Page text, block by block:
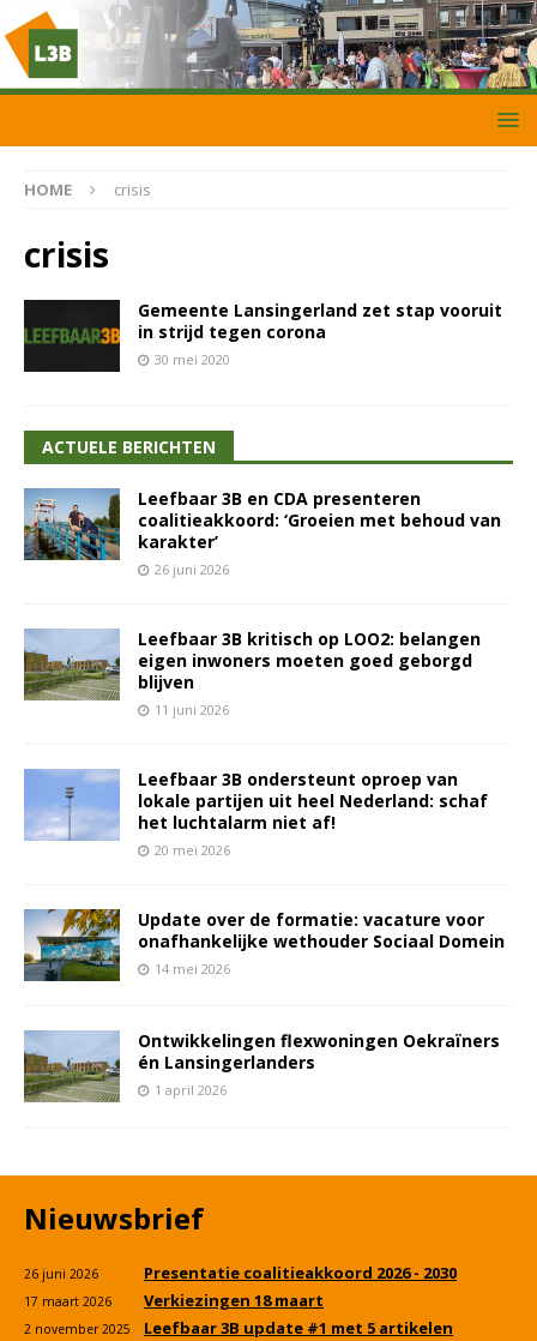
HOME crisis
crisis
Gemeente Lansingerland zet stap vooruit
in strijd tegen corona
30 mei 2020
ACTUELE BERICHTEN
Leefbaar 3B en CDA presenteren
coalitieakkoord: ‘Groeien met behoud van
karakter’
26 juni 2026
Leefbaar 3B kritisch op LOO2: belangen
eigen inwoners moeten goed geborgd
blijven
11 juni 2026
Leefbaar 3B ondersteunt oproep van
lokale partijen uit heel Nederland: schaf
het luchtalarm niet af!
20 mei 2026
Update over de formatie: vacature voor
onafhankelijke wethouder Sociaal Domein
14 mei 2026
Ontwikkelingen flexwoningen Oekraïners
én Lansingerlanders
1 april 2026
Nieuwsbrief
26 juni 2026 Presentatie coalitieakkoord 2026 - 2030
17 maart 2026 Verkiezingen 18 maart
2 november 2025 Leefbaar 3B update #1 met 5 artikelen